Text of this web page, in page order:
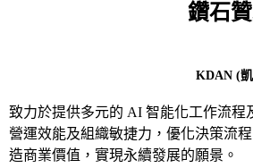
鑽石
KDAN (
致力於提供多元的 AI 智能化工作流程
營運效能及組織敏捷力，優化決策流
造商業價值，實現永續發展的願景。